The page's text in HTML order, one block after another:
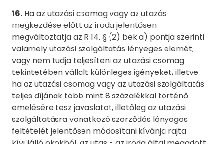
16. Ha az utazási csomag vagy az utazás
megkezdése előtt az iroda jelentősen
megváltoztatja az R 14. § (2) bek a) pontja szerinti
valamely utazási szolgáltatás lényeges elemét,
vagy nem tudja teljesíteni az utazási csomag
tekintetében vállalt különleges igényeket, illetve
ha az utazási csomag vagy az utazási szolgáltatás
teljes díjának több mint 8 százalékkal történő
emelésére tesz javaslatot, illetőleg az utazási
szolgáltatásra vonatkozó szerződés lényeges
feltételét jelentősen módosítani kívánja rajta